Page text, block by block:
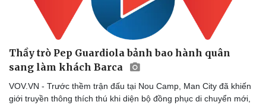
Thầy trò Pep Guardiola bảnh bao hành quân
sang làm khách Barca
VOV.VN - Trước thềm trận đấu tại Nou Camp, Man City đã khiến
giới truyền thông thích thú khi diện bộ đồng phục di chuyển mới,